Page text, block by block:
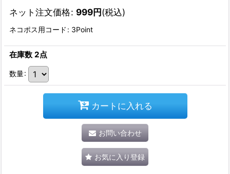
ネット注文価格: 999円(税込)
ネコポス用コード : 3Point
在庫数 2点
数量:
カートに入れる
お問い合わせ
お気に入り登録